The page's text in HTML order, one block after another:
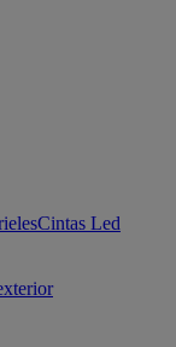
Cintas Led